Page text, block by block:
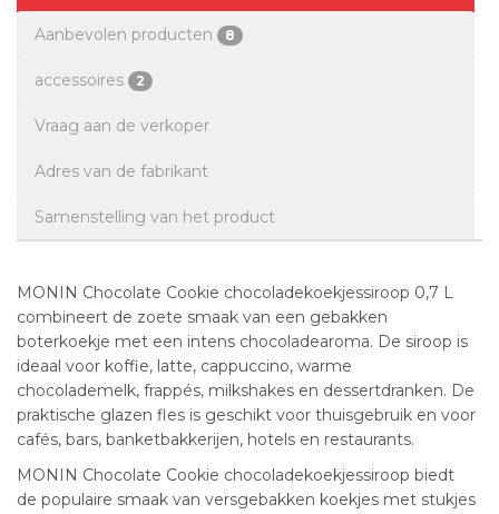
Aanbevolen producten 8
accessoires 2
Vraag aan de verkoper
Adres van de fabrikant
Samenstelling van het product
MONIN Chocolate Cookie chocoladekoekjessiroop 0,7 L
combineert de zoete smaak van een gebakken
boterkoekje met een intens chocoladearoma. De siroop is
ideaal voor koffie, latte, cappuccino, warme
chocolademelk, frappés, milkshakes en dessertdranken. De
praktische glazen fles is geschikt voor thuisgebruik en voor
cafés, bars, banketbakkerijen, hotels en restaurants.
MONIN Chocolate Cookie chocoladekoekjessiroop biedt
de populaire smaak van versgebakken koekjes met stukjes